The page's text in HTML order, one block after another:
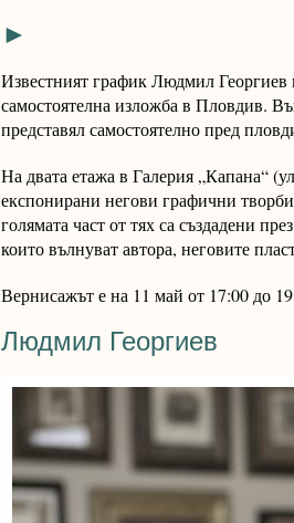
►
Известният график Людмил Георгиев
самостоятелна изложба в Пловдив.
представял самостоятелно пред
На двата етажа в Галерия „Капана“
експонирани негови графични
голямата част от тях са създадени
които вълнуват автора, неговите
Вернисажът е на 11 май от 17:00 до
Людмил Георгиев